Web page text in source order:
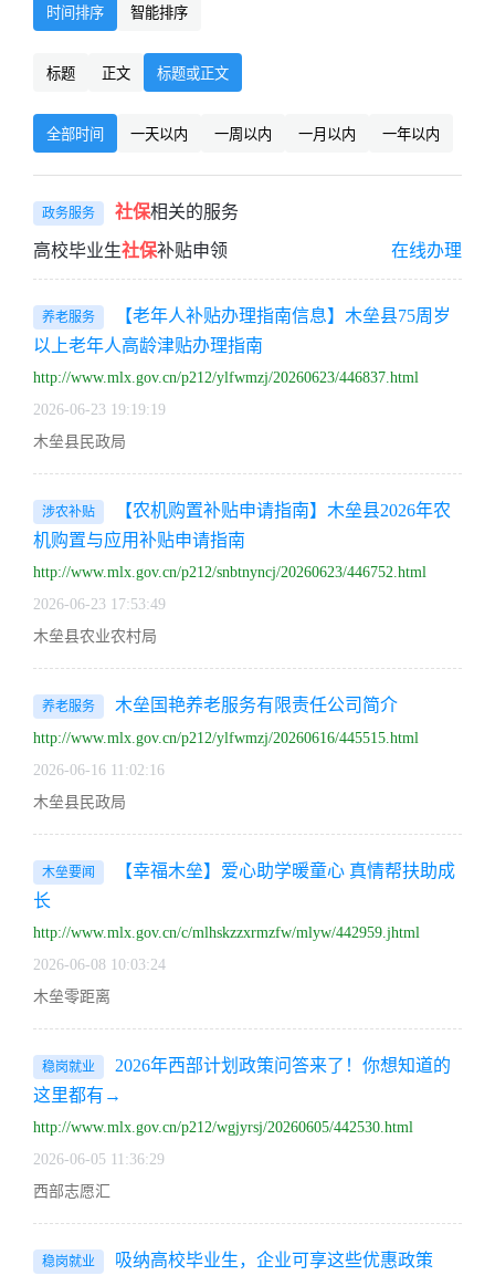
时间排序 智能排序
标题 正文 标题或正文
全部时间 一天以内 一周以内 一月以内 一年以内
政务服务 社保相关的服务
高校毕业生社保补贴申领 在线办理
养老服务
【老年人补贴办理指南信息】木垒县75周岁
以上老年人高龄津贴办理指南
http://www.mlx.gov.cn/p212/ylfwmzj/20260623/446837.html
2026-06-23 19:19:19
木垒县民政局
涉农补贴
【农机购置补贴申请指南】木垒县2026年农
机购置与应用补贴申请指南
http://www.mlx.gov.cn/p212/snbtnyncj/20260623/446752.html
2026-06-23 17:53:49
木垒县农业农村局
养老服务 木垒国艳养老服务有限责任公司简介
http://www.mlx.gov.cn/p212/ylfwmzj/20260616/445515.html
2026-06-16 11:02:16
木垒县民政局
木垒要闻
【幸福木垒】爱心助学暖童心 真情帮扶助成
长
http://www.mlx.gov.cn/c/mlhskzzxrmzfw/mlyw/442959.jhtml
2026-06-08 10:03:24
木垒零距离
稳岗就业
2026年西部计划政策问答来了！你想知道的
这里都有→
http://www.mlx.gov.cn/p212/wgjyrsj/20260605/442530.html
2026-06-05 11:36:29
西部志愿汇
稳岗就业 吸纳高校毕业生，企业可享这些优惠政策